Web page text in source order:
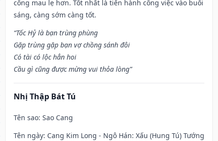
công mau lẹ hơn. Tốt nhất là tiến hành công việc vào buổi
sáng, càng sớm càng tốt.
“Tốc Hỷ là bạn trùng phùng
Gặp trùng gặp bạn vợ chồng sánh đôi
Có tài có lộc hẳn hoi
Cầu gì cũng được mừng vui thỏa lòng”
Nhị Thập Bát Tú
Tên sao: Sao Cang
Tên ngày: Cang Kim Long - Ngô Hán: Xấu (Hung Tú) Tướng